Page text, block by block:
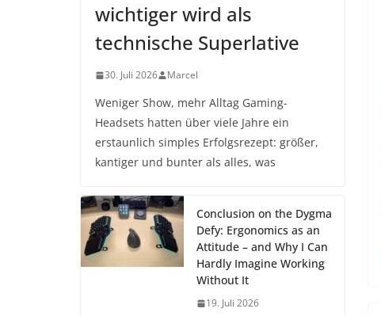
wichtiger wird als
technische Superlative
30. Juli 2026 Marcel
Weniger Show, mehr Alltag Gaming-
Headsets hatten über viele Jahre ein
erstaunlich simples Erfolgsrezept: größer,
kantiger und bunter als alles, was
Conclusion on the Dygma
Defy: Ergonomics as an
Attitude – and Why I Can
Hardly Imagine Working
Without It
19. Juli 2026